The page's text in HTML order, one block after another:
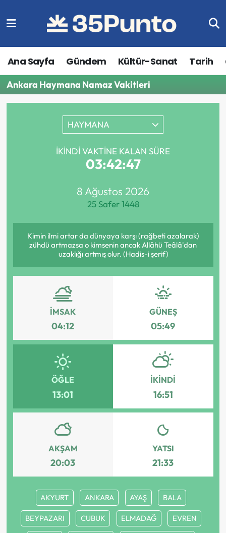
Ana Sayfa Gündem Kültür-Sanat Tarih
Ankara Haymana Namaz Vakitleri
HAYMANA
İKINDI VAKTINE KALAN SÜRE
03:42:47
8 Ağustos 2026
25 Safer 1448
Kimin ilmi artar da dünyaya karşı (rağbeti azalarak)
zühdü artmazsa o kimsenin ancak Allâhü Teâlâ'dan
uzaklığı artmış olur. (Hadis-i şerif)
İMSAK
04:12
GÜNEŞ
05:49
ÖĞLE
13:01
İKINDI
16:51
AKŞAM
20:03
YATSI
21:33
AKYURT ANKARA AYAŞ BALA
BEYPAZARI CUBUK ELMADAĞ EVREN